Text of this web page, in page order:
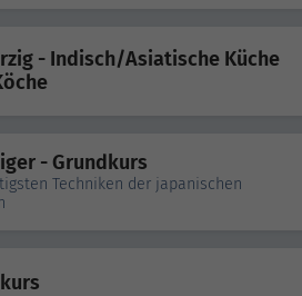
- Indisch/Asiatische Küche
- Grundkurs
Techniken der japanischen